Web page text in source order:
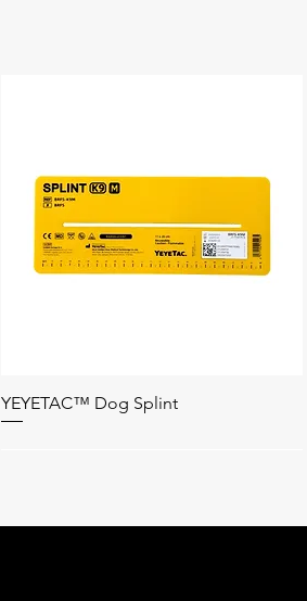
ดูข้อมูลด่วน
YEYETAC™ Dog Splint